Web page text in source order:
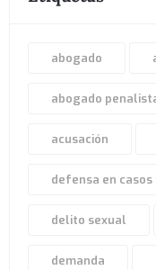
abogado
abogado
acusación
defensa en
delito sexual
demanda